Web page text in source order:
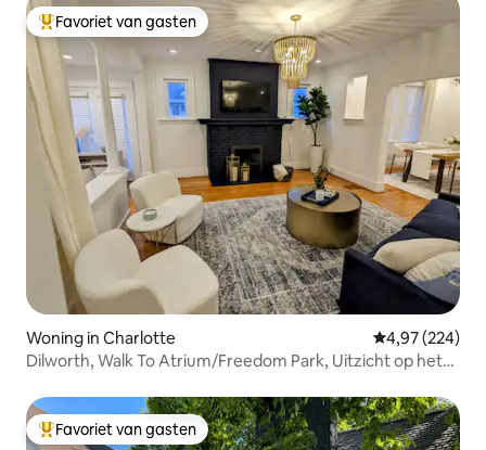
Topfavoriet van gasten
Favoriet van gasten
Woning in Charlotte Gemiddelde
4,97 (224)
Dilworth, Walk To Atrium/Freedom Park, Uitzicht op het
Topfavoriet van gasten
Favoriet van gasten